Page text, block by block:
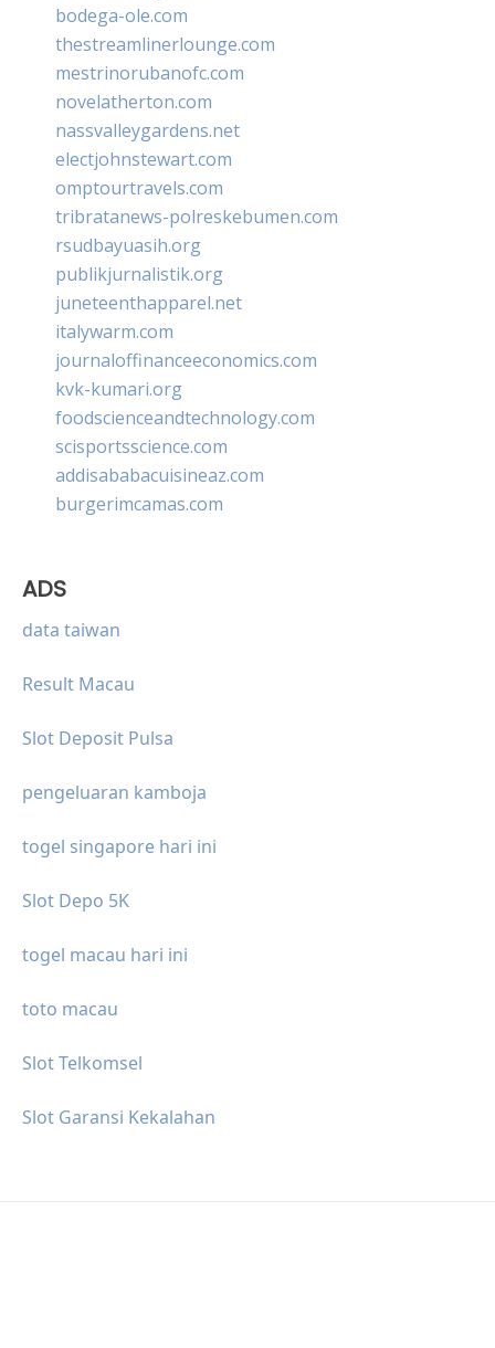
bodega-ole.com
thestreamlinerlounge.com
mestrinorubanofc.com
novelatherton.com
nassvalleygardens.net
electjohnstewart.com
omptourtravels.com
tribratanews-polreskebumen.com
rsudbayuasih.org
publikjurnalistik.org
juneteenthapparel.net
italywarm.com
journaloffinanceeconomics.com
kvk-kumari.org
foodscienceandtechnology.com
scisportsscience.com
addisababacuisineaz.com
burgerimcamas.com
ADS
data taiwan
Result Macau
Slot Deposit Pulsa
pengeluaran kamboja
togel singapore hari ini
Slot Depo 5K
togel macau hari ini
toto macau
Slot Telkomsel
Slot Garansi Kekalahan